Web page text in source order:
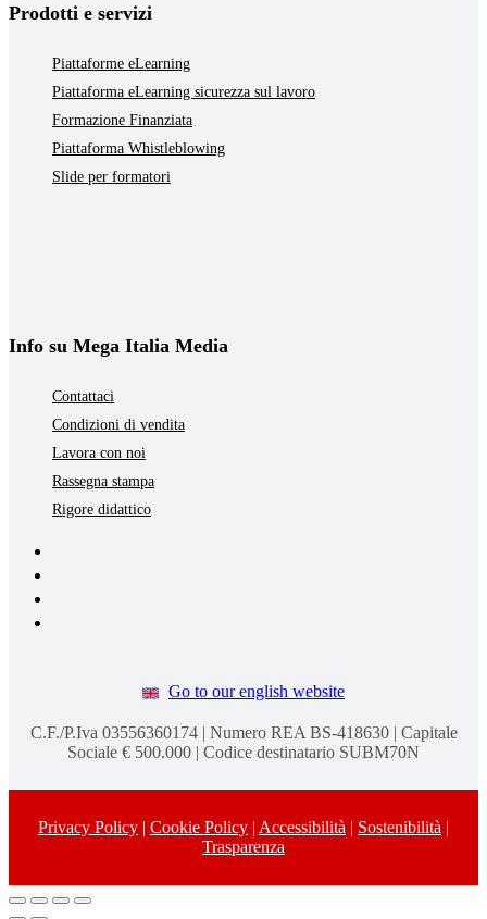
Prodotti e servizi
Piattaforme eLearning
Piattaforma eLearning sicurezza sul lavoro
Formazione Finanziata
Piattaforma Whistleblowing
Slide per formatori
Info su Mega Italia Media
Contattaci
Condizioni di vendita
Lavora con noi
Rassegna stampa
Rigore didattico
Go to our english website
C.F./P.Iva 03556360174 | Numero REA BS-418630 | Capitale
Sociale € 500.000 | Codice destinatario SUBM70N
Privacy Policy | Cookie Policy | Accessibilità | Sostenibilità |
Trasparenza